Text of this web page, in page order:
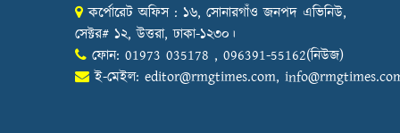
কর্পোরেট অফিস : ১৬, সোনারগাঁও জনপদ এভিনিউ,
সেক্টর# ১২, উত্তরা, ঢাকা-১২৩০।
ফোন: 01973 035178 , 096391-55162(নিউজ)
ই-মেইল: editor@rmgtimes.com,